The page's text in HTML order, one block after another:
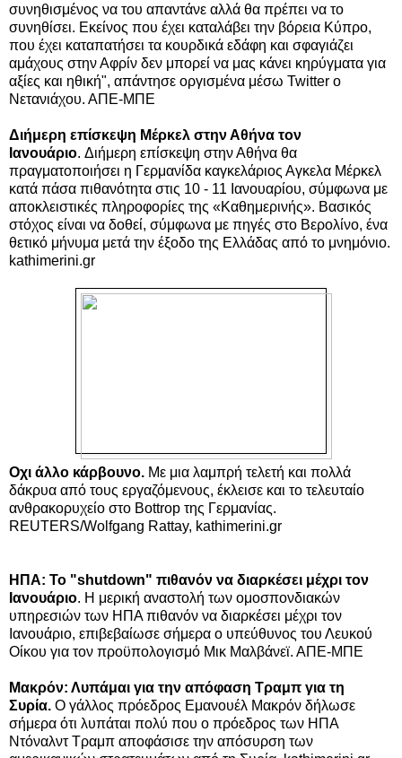
συνηθισμένος να του απαντάνε αλλά θα πρέπει να το
συνηθίσει. Εκείνος που έχει καταλάβει την βόρεια Κύπρο,
που έχει καταπατήσει τα κουρδικά εδάφη και σφαγιάζει
αμάχους στην Αφρίν δεν μπορεί να μας κάνει κηρύγματα για
αξίες και ηθική", απάντησε οργισμένα μέσω Twitter ο
Νετανιάχου. ΑΠΕ-ΜΠΕ
Διήμερη επίσκεψη Μέρκελ στην Αθήνα τον
Ιανουάριο. Διήμερη επίσκεψη στην Αθήνα θα
πραγματοποιήσει η Γερμανίδα καγκελάριος Αγκελα Μέρκελ
κατά πάσα πιθανότητα στις 10 - 11 Ιανουαρίου, σύμφωνα με
αποκλειστικές πληροφορίες της «Καθημερινής». Βασικός
στόχος είναι να δοθεί, σύμφωνα με πηγές στο Βερολίνο, ένα
θετικό μήνυμα μετά την έξοδο της Ελλάδας από το μνημόνιο.
kathimerini.gr
Οχι άλλο κάρβουνο. Με μια λαμπρή τελετή και πολλά
δάκρυα από τους εργαζόμενους, έκλεισε και το τελευταίο
ανθρακορυχείο στο Bottrop της Γερμανίας.
REUTERS/Wolfgang Rattay, kathimerini.gr
ΗΠΑ: Το "shutdown" πιθανόν να διαρκέσει μέχρι τον
Ιανουάριο. Η μερική αναστολή των ομοσπονδιακών
υπηρεσιών των ΗΠΑ πιθανόν να διαρκέσει μέχρι τον
Ιανουάριο, επιβεβαίωσε σήμερα ο υπεύθυνος του Λευκού
Οίκου για τον προϋπολογισμό Μικ Μαλβάνεϊ. ΑΠΕ-ΜΠΕ
Μακρόν: Λυπάμαι για την απόφαση Τραμπ για τη
Συρία. Ο γάλλος πρόεδρος Εμανουέλ Μακρόν δήλωσε
σήμερα ότι λυπάται πολύ που ο πρόεδρος των ΗΠΑ
Ντόναλντ Τραμπ αποφάσισε την απόσυρση των